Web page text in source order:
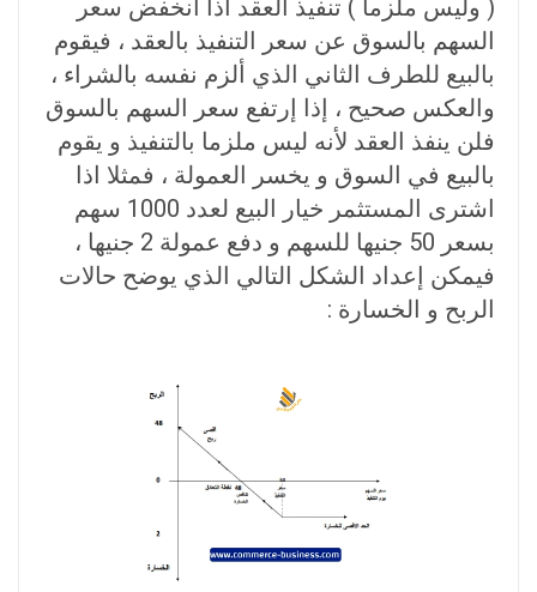
( وليس ملزما ) تنفيذ العقد اذا انخفض سعر
السهم بالسوق عن سعر التنفيذ بالعقد ، فيقوم
بالبيع للطرف الثاني الذي ألزم نفسه بالشراء ،
والعكس صحيح ، إذا إرتفع سعر السهم بالسوق
فلن ينفذ العقد لأنه ليس ملزما بالتنفيذ و يقوم
بالبيع في السوق و يخسر العمولة ، فمثلا اذا
اشترى المستثمر خيار البيع لعدد 1000 سهم
بسعر 50 جنيها للسهم و دفع عمولة 2 جنيها ،
فيمكن إعداد الشكل التالي الذي يوضح حالات
الربح و الخسارة :